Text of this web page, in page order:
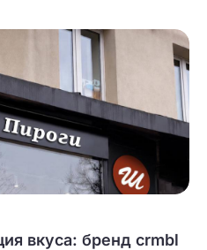
вкуса: бренд crmbl